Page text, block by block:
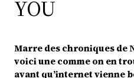
YOU
Marre des chroniques de
voici une comme on en
avant qu’internet vienne